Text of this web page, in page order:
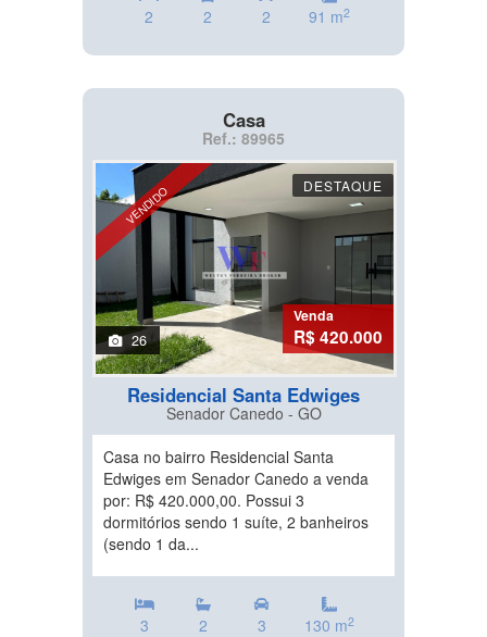
2 2 2 91 m2
Casa
Ref.: 89965
VENDIDO DESTAQUE
26
Venda
R$ 420.000
Residencial Santa Edwiges
Senador Canedo - GO
Casa no bairro Residencial Santa
Edwiges em Senador Canedo a venda
por: R$ 420.000,00. Possui 3
dormitórios sendo 1 suíte, 2 banheiros
(sendo 1 da...
3 2 3 130 m2